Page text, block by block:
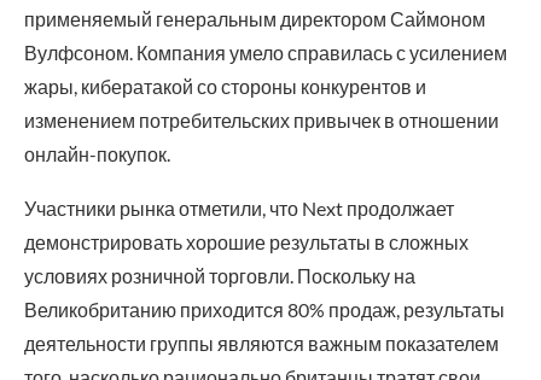
применяемый генеральным директором Саймоном
Вулфсоном. Компания умело справилась с усилением
жары, кибератакой со стороны конкурентов и
изменением потребительских привычек в отношении
онлайн-покупок.
Участники рынка отметили, что Next продолжает
демонстрировать хорошие результаты в сложных
условиях розничной торговли. Поскольку на
Великобританию приходится 80% продаж, результаты
деятельности группы являются важным показателем